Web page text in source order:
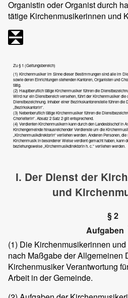
Organistin oder Organist durch
tätige Kirchenmusikerinnen und
Zu § 1 (Geltungsbereich)
(1) Kirchenmusiker im Sinne dieser Bestimmungen sind alle im
sowie deren Einrichtungen stehenden Kantoren, Organisten und
tätig.
(2) Hauptberuflich tätige Kirchenmusiker führen die
Wird nur ein Dienstbereich versehen, führt der Kirchenmusiker die
Dienstbezeichnung. Inhaber einer Bezirkskantorenstelle führen die
„Bezirkskantorin“.
(3) Nebenberuflich tätige Kirchenmusiker führen die
Chorleiterin“. Absatz 2 Satz 2 gilt entsprechend.
(4) Verdienten Kirchenmusikern kann durch den Landesbischof in
Kirchengemeinde hinausreichender Verdienste um die
„Kirchenmusikdirektorin“ verliehen werden. Anderen Personen,
Kirchenmusik in besonderer Weise verdient gemacht haben, kann
beziehungsweise „Kirchenmusikdirektorin h. c.“ verliehen werden.
I. Der Dienst der
und
§ 2
Aufgaben
(1) Die Kirchenmusikerinnen
nach Maßgabe der Allgemeinen
Kirchenmusiker Verantwortung
Arbeit in der Gemeinde.